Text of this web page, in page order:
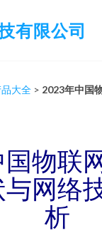
有限公司
品大全 > 2023年中国
国物联
网络
析